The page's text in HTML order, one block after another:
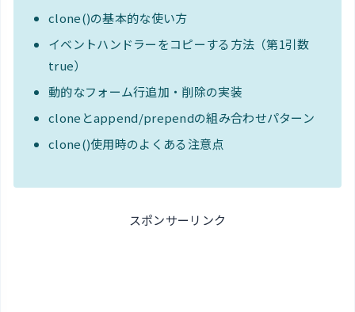
clone()の基本的な使い方
イベントハンドラーをコピーする方法（第1引数
true）
動的なフォーム行追加・削除の実装
cloneとappend/prependの組み合わせパターン
clone()使用時のよくある注意点
スポンサーリンク